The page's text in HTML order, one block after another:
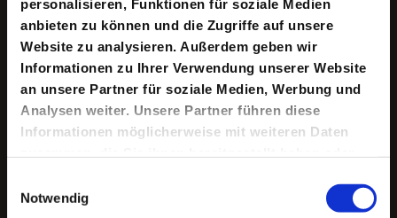
personalisieren, Funktionen für soziale Medien
anbieten zu können und die Zugriffe auf unsere
Website zu analysieren. Außerdem geben wir
Informationen zu Ihrer Verwendung unserer Website
an unsere Partner für soziale Medien, Werbung und
Analysen weiter. Unsere Partner führen diese
Informationen möglicherweise mit weiteren Daten
gesammelt haben.
Notwendig
Die Entscheidungsstrukturen internationaler Eliten
erschließen sich den Bevölkerungen nur bedingt, sie
fühlen sich häufig ausgeschlossen und um
Informationen betrogen. In einem postkolonialen
fragen sich, ob hinter den sie erschütternden
Ereignissen wie Kriegen, Finanz- und Naturkatastrophen